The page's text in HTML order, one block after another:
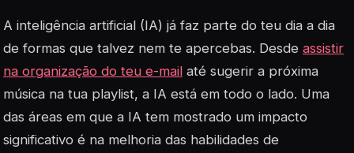
A inteligência artificial (IA) já faz parte do teu dia a dia
de formas que talvez nem te apercebas. Desde assistir
na organização do teu e-mail até sugerir a próxima
música na tua playlist, a IA está em todo o lado. Uma
das áreas em que a IA tem mostrado um impacto
significativo é na melhoria das habilidades de